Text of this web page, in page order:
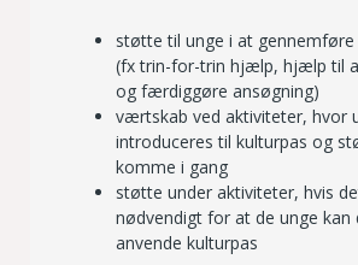
støtte til unge i at gennemføre
(fx trin-for-trin hjælp, hjælp til
og færdiggøre ansøgning)
værtskab ved aktiviteter, hvor
introduceres til kulturpas og
komme i gang
støtte under aktiviteter, hvis
nødvendigt for at de unge kan
anvende kulturpas